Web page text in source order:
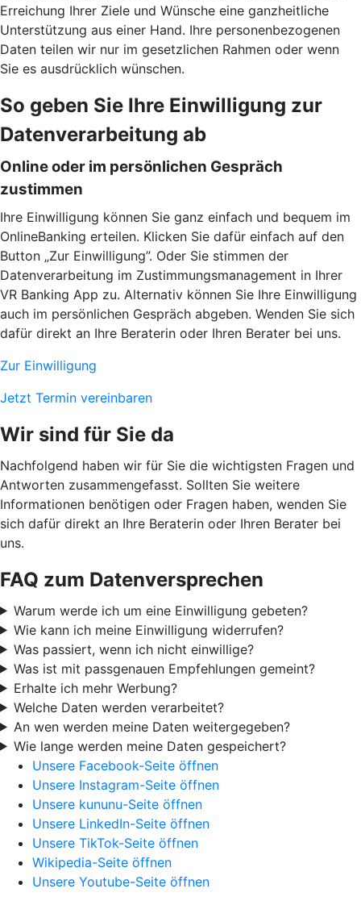
Erreichung Ihrer Ziele und Wünsche eine ganzheitliche
Unterstützung aus einer Hand. Ihre personenbezogenen
Daten teilen wir nur im gesetzlichen Rahmen oder wenn
Sie es ausdrücklich wünschen.
So geben Sie Ihre Einwilligung zur
Datenverarbeitung ab
Online oder im persönlichen Gespräch
zustimmen
Ihre Einwilligung können Sie ganz einfach und bequem im
OnlineBanking erteilen. Klicken Sie dafür einfach auf den
Button „Zur Einwilligung”. Oder Sie stimmen der
Datenverarbeitung im Zustimmungsmanagement in Ihrer
VR Banking App zu. Alternativ können Sie Ihre Einwilligung
auch im persönlichen Gespräch abgeben. Wenden Sie sich
dafür direkt an Ihre Beraterin oder Ihren Berater bei uns.
Zur Einwilligung
Jetzt Termin vereinbaren
Wir sind für Sie da
Nachfolgend haben wir für Sie die wichtigsten Fragen und
Antworten zusammengefasst. Sollten Sie weitere
Informationen benötigen oder Fragen haben, wenden Sie
sich dafür direkt an Ihre Beraterin oder Ihren Berater bei
uns.
FAQ zum Datenversprechen
Warum werde ich um eine Einwilligung gebeten?
Wie kann ich meine Einwilligung widerrufen?
Was passiert, wenn ich nicht einwillige?
Was ist mit passgenauen Empfehlungen gemeint?
Erhalte ich mehr Werbung?
Welche Daten werden verarbeitet?
An wen werden meine Daten weitergegeben?
Wie lange werden meine Daten gespeichert?
Unsere Facebook-Seite öffnen
Unsere Instagram-Seite öffnen
Unsere kununu-Seite öffnen
Unsere LinkedIn-Seite öffnen
Unsere TikTok-Seite öffnen
Wikipedia-Seite öffnen
Unsere Youtube-Seite öffnen